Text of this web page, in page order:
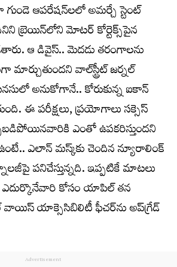
ఆపరేషన్‌లలో అమర్చే స్టెంట్‌
బ్రెయిన్‌లోని మోటర్‌ కోర్టెక్స్‌పైన
ఆ డివైస్‌.. మెదడు తరంగాలను
వాల్‌స్ట్రీట్‌ జర్నల్‌
అనుకోగానే.. కోరుకున్న ఐకాన్‌
ఈ పరీక్షలు, ప్రయోగాలు సక్సెస్‌
ఎంతో ఉపకరిస్తుందని
ఎలాన్‌ మస్క్‌కు చెందిన న్యూరాలింక్‌
పనిచేస్తున్నది. ఇప్పటికే మాటలు
ఎదుర్కొనేవారి కోసం యాపిల్‌ తన
వాయిస్‌ యాక్సెసిబిలిటీ ఫీచర్‌ను అప్‌గ్రేడ్‌